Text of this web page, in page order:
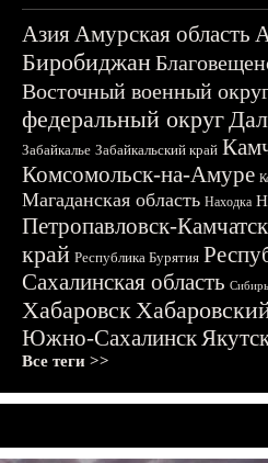
АзияАмурская область
Биробиджан
Восточный военный
федеральный округ
Забайкалье Забайкальский край
Комсомольск-на-Амуре
Магаданская область Находка
Петропавловск-
край Республика Бурятия
Сахалинская область Сибирь
Хабаровск
Южно-Сахалинск
Все теги >>